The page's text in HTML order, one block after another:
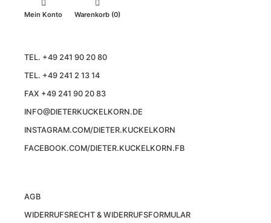
Mein Konto Warenkorb (0)
TEL. +49 241 90 20 80
TEL. +49 241 2 13 14
FAX +49 241 90 20 83
INFO@DIETERKUCKELKORN.DE
INSTAGRAM.COM/DIETER.KUCKELKORN
FACEBOOK.COM/DIETER.KUCKELKORN.FB
AGB
WIDERRUFSRECHT & WIDERRUFSFORMULAR